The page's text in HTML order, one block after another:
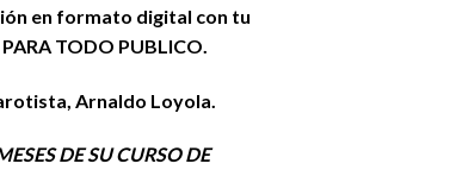
en formato digital con tu
TODO PUBLICO.
Arnaldo Loyola.
DE SU CURSO DE